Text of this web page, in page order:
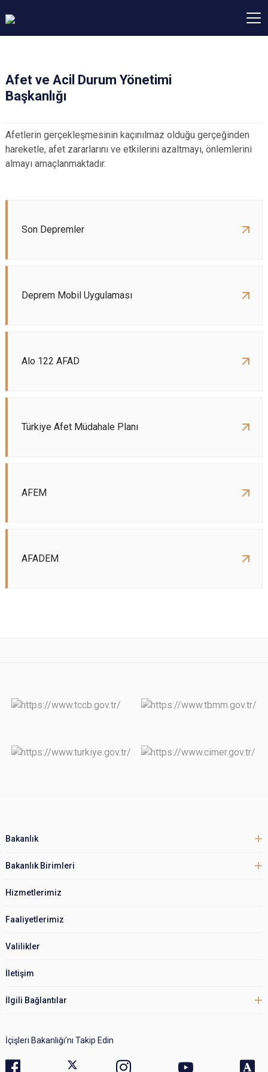
Afet ve Acil Durum Yönetimi
Başkanlığı
Afetlerin gerçekleşmesinin kaçınılmaz olduğu gerçeğinden
hareketle, afet zararlarını ve etkilerini azaltmayı, önlemlerini
almayı amaçlanmaktadır.
Son Depremler
Deprem Mobil Uygulaması
Alo 122 AFAD
Türkiye Afet Müdahale Planı
AFEM
AFADEM
Bakanlık
Bakanlık Birimleri
Hizmetlerimiz
Faaliyetlerimiz
Valilikler
İletişim
İlgili Bağlantılar
İçişleri Bakanlığı’nı Takip Edin